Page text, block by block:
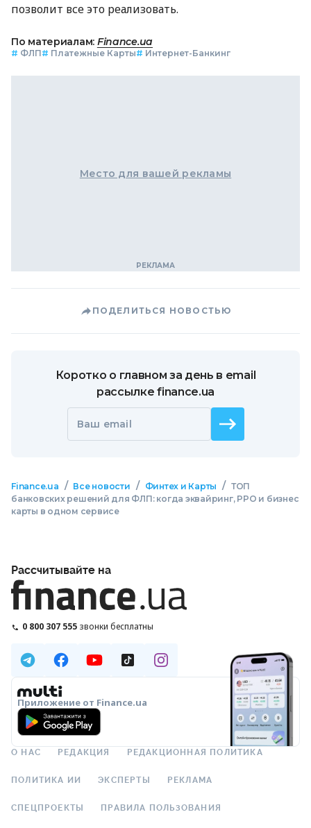
позволит все это реализовать.
По материалам: Finance.ua
# ФЛП# Платежные Карты# Интернет-Банкинг
Место для вашей рекламы
ПОДЕЛИТЬСЯ НОВОСТЬЮ
Коротко о главном за день в email
рассылке finance.ua
Ваш email
Finance.ua / Все новости / Финтех и Карты / ТОП
банковских решений для ФЛП: когда эквайринг, РРО и бизнес
карты в одном сервисе
Рассчитывайте на
0 800 307 555 звонки бесплатны
Приложение от Finance.ua
О НАС РЕДАКЦИЯ РЕДАКЦИОННАЯ ПОЛИТИКА
ПОЛИТИКА ИИ ЭКСПЕРТЫ РЕКЛАМА
СПЕЦПРОЕКТЫ ПРАВИЛА ПОЛЬЗОВАНИЯ